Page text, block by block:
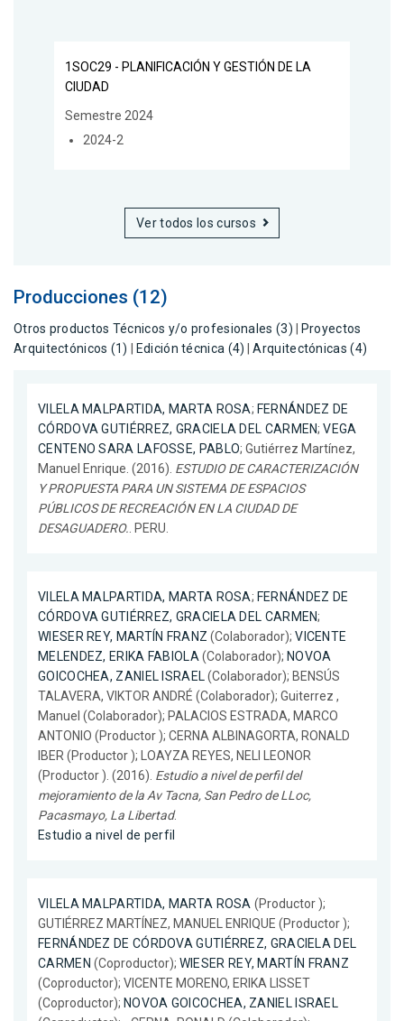
1SOC29 - PLANIFICACIÓN Y GESTIÓN DE LA
CIUDAD
Semestre 2024
2024-2
Ver todos los cursos
Producciones (12)
Otros productos Técnicos y/o profesionales (3)
Proyectos
Arquitectónicos (1)
Edición técnica (4) |Arquitectónicas (4)
VILELA MALPARTIDA, MARTA ROSA; FERNÁNDEZ DE
CÓRDOVA GUTIÉRREZ, GRACIELA DEL CARMEN;VEGA
CENTENO SARA LAFOSSE, PABLO; Gutiérrez Martínez,
Manuel Enrique. (2016). ESTUDIO DE CARACTERIZACIÓN
Y PROPUESTA PARA UN SISTEMA DE ESPACIOS
PÚBLICOS DE RECREACIÓN EN LA CIUDAD DE
DESAGUADERO. . PERU.
VILELA MALPARTIDA, MARTA ROSA; FERNÁNDEZ DE
CÓRDOVA GUTIÉRREZ, GRACIELA DEL CARMEN;
WIESER REY, MARTÍN FRANZ (Colaborador);VICENTE
MELENDEZ, ERIKA FABIOLA (Colaborador); NOVOA
GOICOCHEA, ZANIEL ISRAEL (Colaborador); BENSÚS
TALAVERA, VIKTOR ANDRÉ (Colaborador); Guiterrez ,
Manuel (Colaborador); PALACIOS ESTRADA, MARCO
ANTONIO (Productor ); CERNA ALBINAGORTA, RONALD
IBER (Productor ); LOAYZA REYES, NELI LEONOR
(Productor ). (2016). Estudio a nivel de perfil del
mejoramiento de la Av Tacna, San Pedro de LLoc,
Pacasmayo, La Libertad.
Estudio a nivel de perfil
VILELA MALPARTIDA, MARTA ROSA (Productor );
GUTIÉRREZ MARTÍNEZ, MANUEL ENRIQUE (Productor );
FERNÁNDEZ DE CÓRDOVA GUTIÉRREZ, GRACIELA DEL
CARMEN (Coproductor); WIESER REY, MARTÍN FRANZ
(Coproductor); VICENTE MORENO, ERIKA LISSET
(Coproductor); NOVOA GOICOCHEA, ZANIEL ISRAEL